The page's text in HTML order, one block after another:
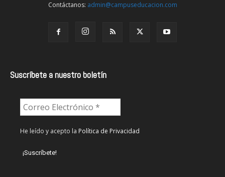
Contáctanos: admin@campuseducacion.com
Suscríbete a nuestro boletín
He leído y acepto la Política de Privacidad